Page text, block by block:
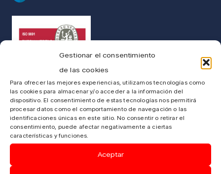
Gestionar el consentimiento
de las cookies
Para ofrecer las mejores experiencias, utilizamos tecnologías como
las cookies para almacenar y/o acceder a la información del
dispositivo. El consentimiento de estas tecnologías nos permitirá
procesar datos como el comportamiento de navegación o las
identificaciones únicas en este sitio. No consentir o retirar el
consentimiento, puede afectar negativamente a ciertas
características y funciones.
Aceptar
UNE-EN ISO 9001:2015
¿Necesitas ayuda? Contacta con
nosotros